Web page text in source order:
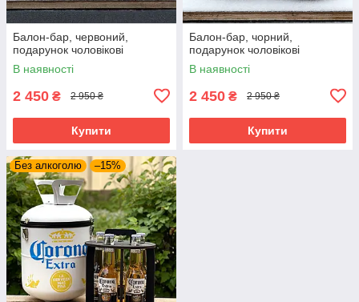
Балон-бар, червоний,
подарунок чоловікові
В наявності
2 450 ₴ 2 950 ₴
Купити
Балон-бар, чорний,
подарунок чоловікові
В наявності
2 450 ₴ 2 950 ₴
Купити
Без алкоголю –15%